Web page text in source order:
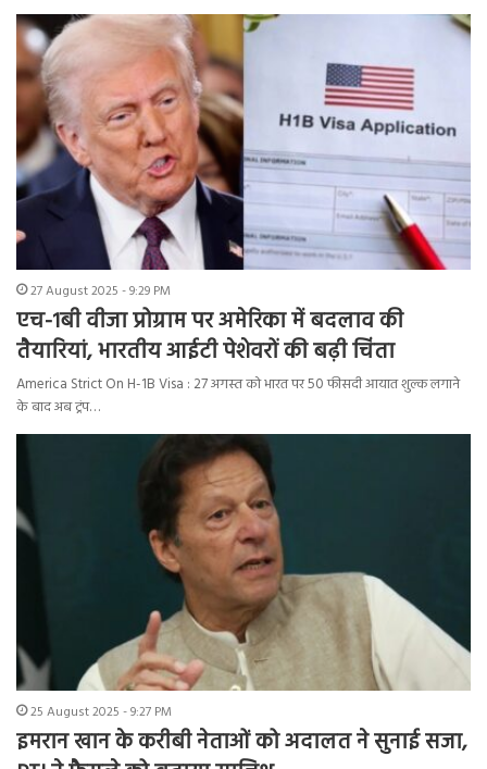
27 August 2025 - 9:29 PM
एच-1बी वीजा प्रोग्राम पर अमेरिका में बदलाव की
तैयारियां, भारतीय आईटी पेशेवरों की बढ़ी चिंता
America Strict On H-1B Visa : 27 अगस्त को भारत पर 50 फीसदी आयात शुल्क लगाने
के बाद अब ट्रंप…
25 August 2025 - 9:27 PM
इमरान खान के करीबी नेताओं को अदालत ने सुनाई सजा,